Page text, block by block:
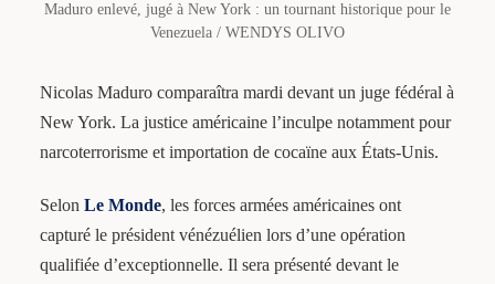
Maduro enlevé, jugé à New York : un tournant historique pour le
Venezuela / WENDYS OLIVO
Nicolas Maduro comparaîtra mardi devant un juge fédéral à
New York. La justice américaine l’inculpe notamment pour
narcoterrorisme et importation de cocaïne aux États-Unis.
Selon Le Monde, les forces armées américaines ont
capturé le président vénézuélien lors d’une opération
qualifiée d’exceptionnelle. Il sera présenté devant le